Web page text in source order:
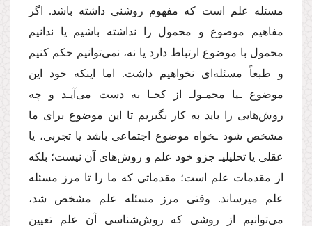
مسئله علم است که مفهوم روشنی داشته باشد. اگر
مفاهیم موضوع و محمول را نداشته باشیم یا ندانیم
محمول با موضوع ارتباط دارد یا نه، نمی‌توانیم حکم کنیم
و طبعاً مسئله‌ای نخواهیم داشت. اما اینکه خود این
موضوع ـ­یا محمـول­ـ از کجـا به دست می‌آیـد و چه
روش‌هایی را باید به کار بگیریم تا این موضوع برای ما
مشخص شود ـ­خواه موضوع اجتماعی باشد یا تجربی، یا
عقلی یا تحلیلی­ـ جزو خود علم و روش‌های آن نیست؛ بلکه
از مقدمات علم است؛ مقدماتی که ما را تا مرز مسئله
علم می‏رساند. وقتی مرز مسئله علم مشخص شد،
می‌توانیم از روشی که روش‌شناسی آن علم تعیین